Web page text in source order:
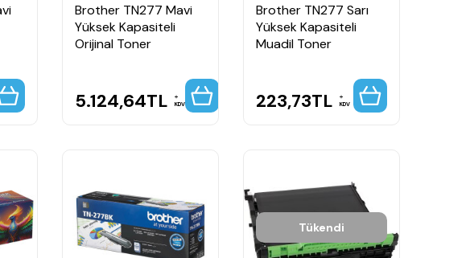
Brother TN277 Mavi
Yüksek Kapasiteli
Orijinal Toner
5.124,64TL KDV
Brother TN277 Sarı
Yüksek Kapasiteli
Muadil Toner
223,73TL KDV
Tükendi